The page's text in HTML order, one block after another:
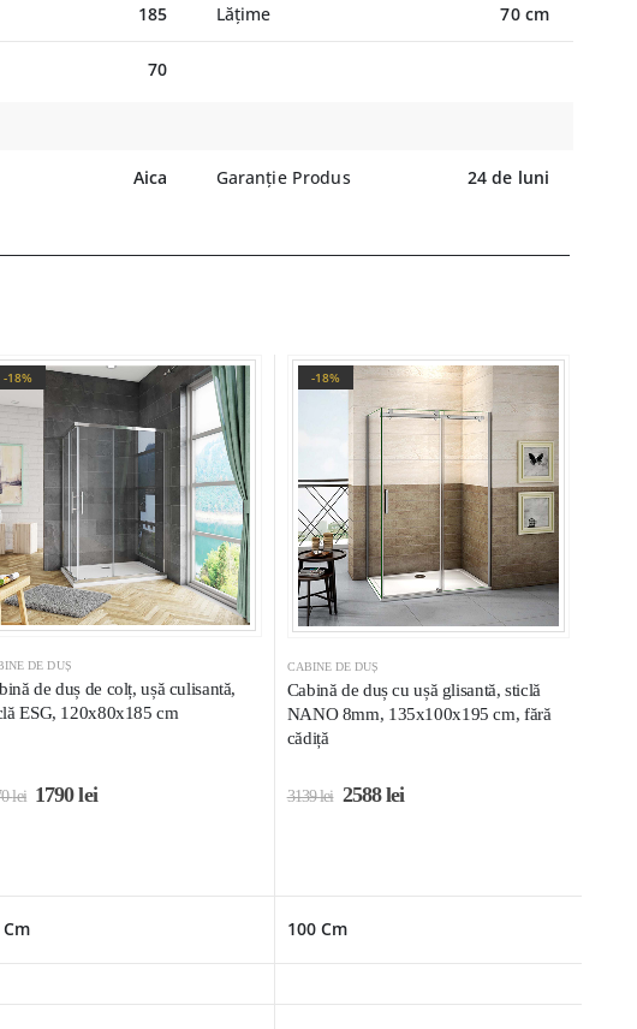
185 Lățime 70 cm
70
Aica Garanție Produs 24 de luni
-18%
DE DUȘ
de duș de colț, ușă culisantă,
ESG, 120x80x185 cm
lei 1790lei
-18%
CABINE DE DUȘ
Cabină de duș cu ușă glisantă, sticlă
NANO 8mm, 135x100x195 cm, fără
cădiță
3139lei 2588lei
100 Cm